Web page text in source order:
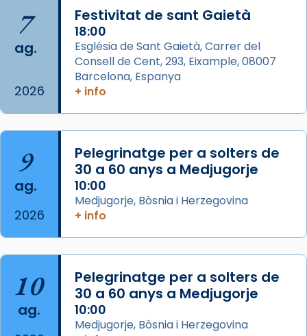
📸 J. Merino
Photo
View on Facebook · Share
Arquebisbat de Barcelona
2 weeks ago
missa d’acció de gràcies en agraïment al
comitè organitzador de la visita apostòlica
del Sant Pare Lleó XIV a Barcelona, i als
col·laboradors, a la Catedral de Barcelona.
Mons. David Abadías.
📸 Dr. G. Simón
Photo
7
ag.
2026
Festivitat de sant Gaietà
18:00
Església de Sant Gaietà, Carrer del
Consell de Cent, 293, Eixample, 08007
Barcelona, Espanya
+ info
9
ag.
2026
Pelegrinatge per a solters de
30 a 60 anys a Medjugorje
10:00
Medjugorje, Bòsnia i Herzegovina
+ info
10
ag.
Pelegrinatge per a solters de
30 a 60 anys a Medjugorje
10:00
Medjugorje, Bòsnia i Herzegovina